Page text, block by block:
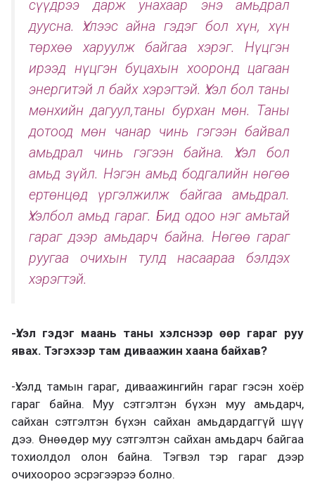
сүүдрээ дарж унахаар энэ амьдрал
дуусна. Үхлээс айна гэдэг бол хүн, хүн
төрхөө харуулж байгаа хэрэг. Нүцгэн
ирээд нүцгэн буцахын хооронд цагаан
энергитэй л байх хэрэгтэй. Үхэл бол таны
мөнхийн дагуул,таны бурхан мөн. Таны
дотоод мөн чанар чинь гэгээн байвал
амьдрал чинь гэгээн байна. Үхэл бол
амьд зүйл. Нэгэн амьд бодгалийн нөгөө
ертөнцөд үргэлжилж байгаа амьдрал.
Үхэлбол амьд гараг. Бид одоо нэг амьтай
гараг дээр амьдарч байна. Нөгөө гараг
руугаа очихын тулд насаараа бэлдэх
хэрэгтэй.
-Үхэл гэдэг маань таны хэлснээр өөр гараг руу
явах. Тэгэхээр там диваажин хаана байхав?
-Үхэлд тамын гараг, диваажингийн гараг гэсэн хоёр
гараг байна. Муу сэтгэлтэн бүхэн муу амьдарч,
сайхан сэтгэлтэн бүхэн сайхан амьдардаггүй шүү
дээ. Өнөөдөр муу сэтгэлтэн сайхан амьдарч байгаа
тохиолдол олон байна. Тэгвэл тэр гараг дээр
очихоороо эсрэгээрээ болно.